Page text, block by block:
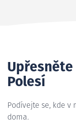
Polesí
Podívejte se, kde v
doma.